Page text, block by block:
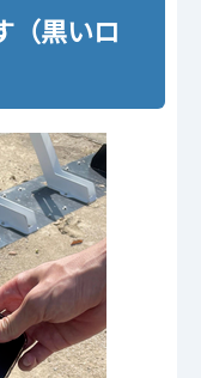
（黒いロ